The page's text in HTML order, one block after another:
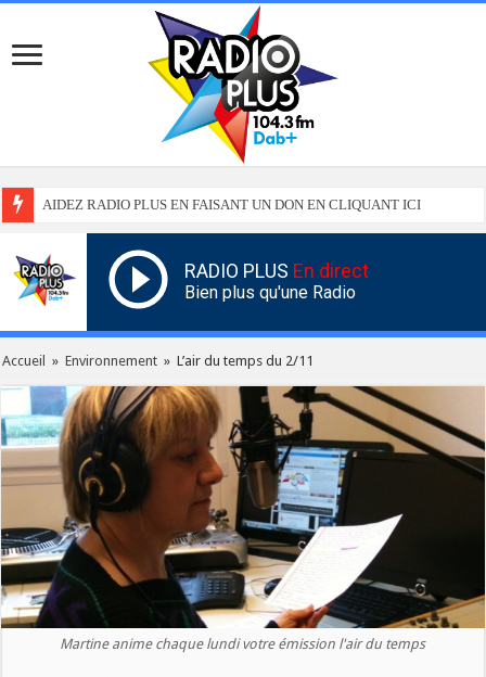
AIDEZ RADIO PLUS EN FAISANT UN DON EN CLIQUANT ICI
RADIO PLUS En direct
Bien plus qu'une Radio
Accueil » Environnement » L’air du temps du 2/11
Martine anime chaque lundi votre émission l'air du temps